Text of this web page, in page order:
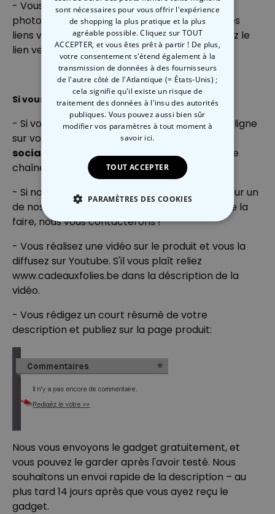
- Vous écrivez un avis sur le produit avec des
photos du produit sur votre blog, y compris des
liens vers notre site Web, et vous nous envoyez le
lien vers votre article.
Si vous avez une chaîne Youtube
- Si vous faites des vidéos que vous mettez en ligne
sur votre chaîne Youtube, écrivez-nous à
social@cadeauxfolies.fravec le lien de votre
chaîne Youtube.
- Si nous sommes à la recherche d'une vidéo sur un
de nos produits et pensons que c'est à vous de la
faire, nous vous contacterons !
- Vous réalisez une vidéo sur le produit et vous la
diffusez sur Youtube. S'il vous plaît reliez
www.cadeauxfolies.be dans la déscription de la
vidéo.
- Vous rédigez un court résumé de votre
description et publiez sur la page produit:
Nous vous envoyons le gadget gratuitement, et
vous pouvez le garder après l'avoir testé. Nous
souhaitons un envoi rapide de la description – au
plus tard 14 jours après que vous ayez reçu le
gadget.
sont nécessaires pour vous offrir l'expérience
de shopping la plus pratique et la plus
agréable possible. Cliquez sur TOUT
ACCEPTER, et vous êtes prêt à partir ! De plus,
votre consentement s'étend également à la
transmission de données à des fournisseurs
de l'autre côté de l'Atlantique (= États-Unis) ;
cela signifie qu'il existe un risque de
traitement des données à l'insu des autorités
publiques. Vous pouvez aussi bien sûr
modifier vos paramètres à tout moment à
savoir ici.
TOUT ACCEPTER
PARAMÈTRES DES COOKIES
STRICTEMENT NÉCESSAIRE
PERFORMANCE
NON CLASSÉ